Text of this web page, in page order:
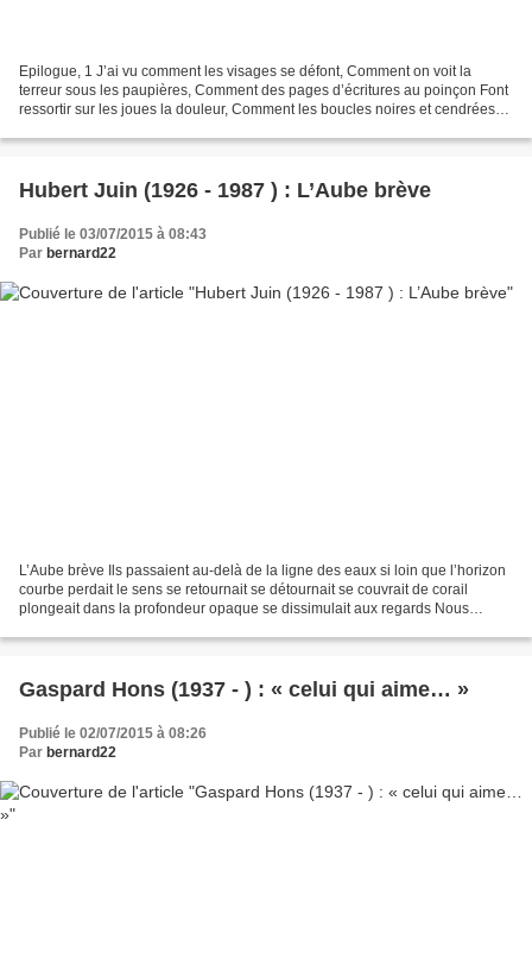
Epilogue, 1 J’ai vu comment les visages se défont, Comment on voit la
terreur sous les paupières, Comment des pages d’écritures au poinçon Font
ressortir sur les joues la douleur, Comment les boucles noires et cendrées
Hubert Juin (1926 - 1987 ) : L’Aube brève
Publié le 03/07/2015 à 08:43
Par bernard22
L’Aube brève Ils passaient au-delà de la ligne des eaux si loin que l’horizon
courbe perdait le sens se retournait se détournait se couvrait de corail
plongeait dans la profondeur opaque se dissimulait aux regards Nous
Gaspard Hons (1937 - ) : « celui qui aime… »
Publié le 02/07/2015 à 08:26
Par bernard22